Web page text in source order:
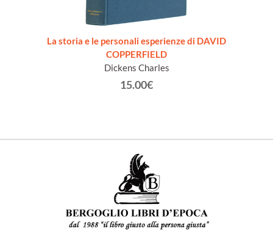
La storia e le personali esperienze di DAVID
COPPERFIELD
Dickens Charles
15.00€